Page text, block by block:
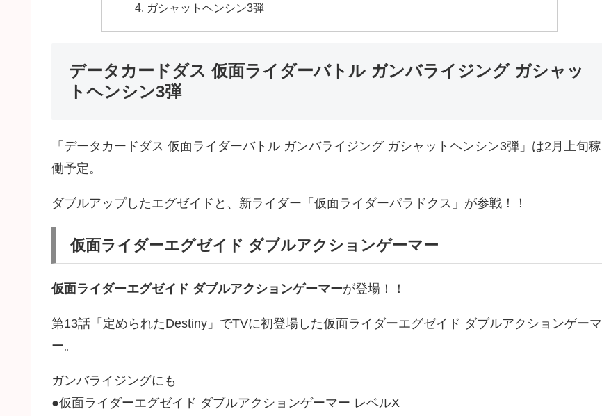
ガシャットヘンシン3弾
データカードダス 仮面ライダーバトル ガンバライジング ガシャッ
トヘンシン3弾
「データカードダス 仮面ライダーバトル ガンバライジング ガシャットヘンシン3弾」は2月上旬稼
働予定。
ダブルアップしたエグゼイドと、新ライダー「仮面ライダーパラドクス」が参戦！！
仮面ライダーエグゼイド ダブルアクションゲーマー
仮面ライダーエグゼイド ダブルアクションゲーマーが登場！！
第13話「定められたDestiny」でTVに初登場した仮面ライダーエグゼイド ダブルアクションゲーマ
ー。
ガンバライジングにも
●仮面ライダーエグゼイド ダブルアクションゲーマー レベルX